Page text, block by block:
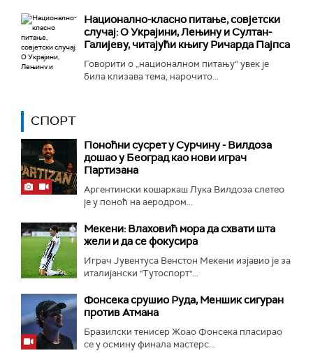
Национално-класнo питање, совјетски
случај: О Украјини, Лењину и Султан-
Галијеву, читајући књигу Ричарда Пајпса
Говорити о „националном питању“ увек је
била клизава тема, нарочито...
СПОРТ
Поноћни сусрет у Сурчину - Вилдоза
дошао у Београд као нови играч
Партизана
Аргентински кошаркаш Лука Вилдоза слетео
је у поноћ на аеродром...
Мекени: Влаховић мора да схвати шта
жели и да се фокусира
Играч Јувентуса Венстон Мекени изјавио је за
италијански "Тутоспорт"...
Фонсека срушио Руда, Меншик сигуран
против Атмана
Бразилски тенисер Жоао Фонсека пласирао
се у осмину финала мастерс...